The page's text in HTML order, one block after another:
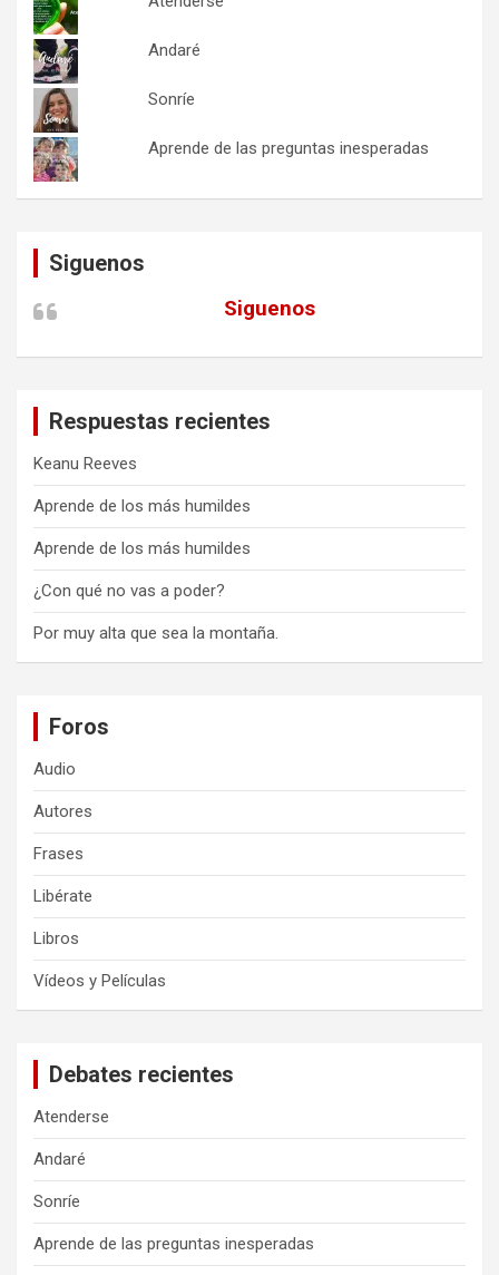
Andaré
Sonríe
Aprende de las preguntas inesperadas
Siguenos
Siguenos
Respuestas recientes
Keanu Reeves
Aprende de los más humildes
Aprende de los más humildes
¿Con qué no vas a poder?
Por muy alta que sea la montaña.
Foros
Audio
Autores
Frases
Libérate
Libros
Vídeos y Películas
Debates recientes
Atenderse
Andaré
Sonríe
Aprende de las preguntas inesperadas